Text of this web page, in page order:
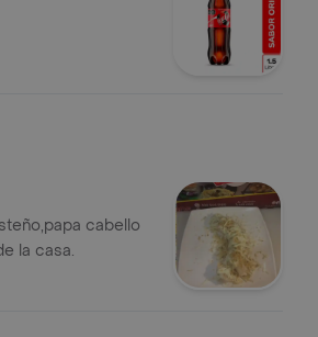
cabello
la casa.